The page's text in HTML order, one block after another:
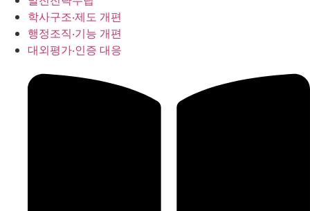
학사구조‧제도 개편
행정조직‧기능 개편
대외평가‧인증 대응